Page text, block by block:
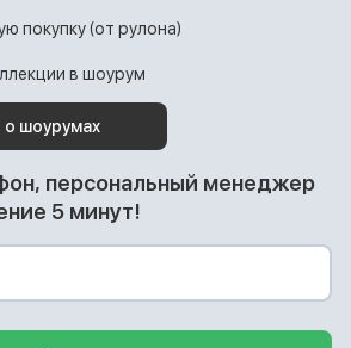
покупку (от рулона)
в шоурум
шоурумах
персональный менеджер
5 минут!